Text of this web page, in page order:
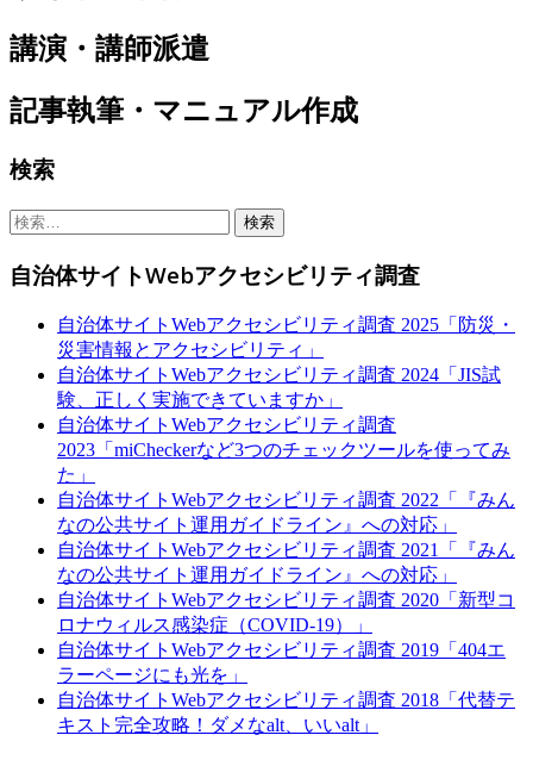
講演・講師派遣
記事執筆・マニュアル作成
Sidebar
検索
検
自治体サイトWebアクセシビリティ調査
自治体サイトWebアクセシビリティ調査 2025「防災・
災害情報とアクセシビリティ」
自治体サイトWebアクセシビリティ調査 2024「JIS試
験、正しく実施できていますか」
自治体サイトWebアクセシビリティ調査
2023「miCheckerなど3つのチェックツールを使ってみ
た」
自治体サイトWebアクセシビリティ調査 2022「『みん
なの公共サイト運用ガイドライン』への対応」
自治体サイトWebアクセシビリティ調査 2021「『みん
なの公共サイト運用ガイドライン』への対応」
自治体サイトWebアクセシビリティ調査 2020「新型コ
ロナウィルス感染症（COVID-19）」
自治体サイトWebアクセシビリティ調査 2019「404エ
ラーページにも光を」
自治体サイトWebアクセシビリティ調査 2018「代替テ
キスト完全攻略！ダメなalt、いいalt」